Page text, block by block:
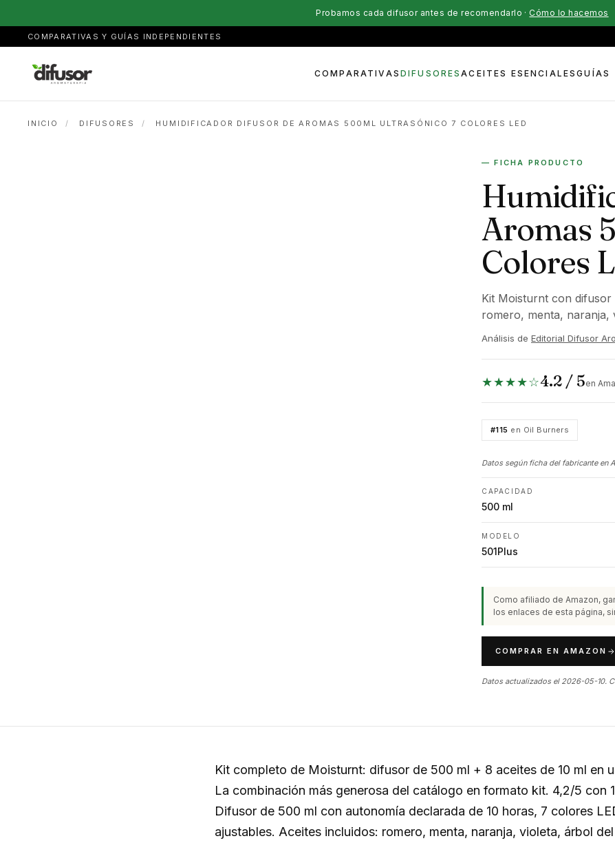
Probamos cada difusor antes de recomendarlo · Cómo lo hacemos
COMPARATIVAS Y GUÍAS INDEPENDIENTES
COMPARATIVAS DIFUSORESACEITES ESENCIALESGUÍAS
INICIO / DIFUSORES / HUMIDIFICADOR DIFUSOR DE AROMAS 500ML ULTRASÓNICO 7 COLORES LED
— FICHA PRODUCTO
Aromas
Colores
Kit Moisturnt con difusor
romero, menta, naranja,
Análisis de Editorial Difusor
★★★★☆4.2 / 5en
#115 en Oil Burners
Datos según ficha del fabricante en
CAPACIDAD
500 ml
MODELO
501Plus
Como afiliado de Amazon,
los enlaces de esta página,
COMPRAR EN AMAZON
Datos actualizados el 2026-05-10.
Kit completo de Moisturnt: difusor de 500 ml + 8 aceites de 10 ml en
La combinación más generosa del catálogo en formato kit. 4,2/5 con
Difusor de 500 ml con autonomía declarada de 10 horas, 7 colores
ajustables. Aceites incluidos: romero, menta, naranja, violeta, árbol